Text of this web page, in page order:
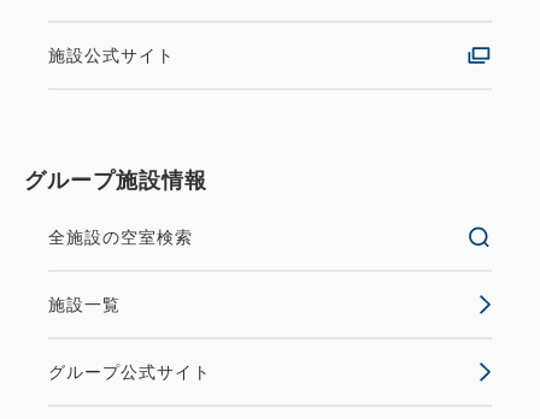
施設公式サイト
グループ施設情報
全施設の空室検索
施設一覧
グループ公式サイト